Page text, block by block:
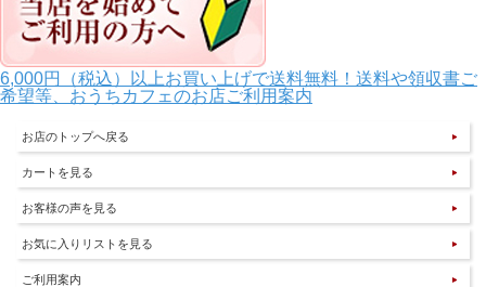
6,000円（税込）以上お買い上げで送料無料！送料や領収書ご
希望等、おうちカフェのお店ご利用案内
お店のトップへ戻る
カートを見る
お客様の声を見る
お気に入りリストを見る
ご利用案内